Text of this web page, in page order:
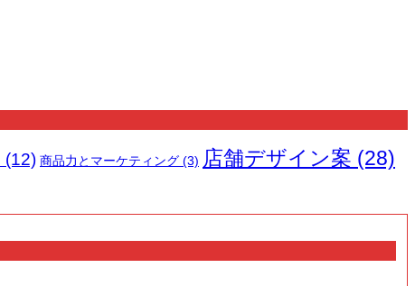
(12) 商品力とマーケティング (3) 店舗デザイン案 (28)